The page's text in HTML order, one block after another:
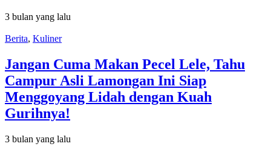
3 bulan yang lalu
Berita, Kuliner
Jangan Cuma Makan Pecel Lele, Tahu
Campur Asli Lamongan Ini Siap
Menggoyang Lidah dengan Kuah
Gurihnya!
3 bulan yang lalu